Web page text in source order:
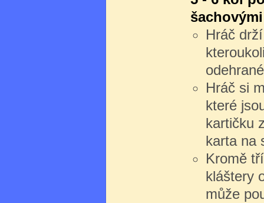
Hráč
Hráč si
které
kartičku
karta na
Kromě
kláštery
může